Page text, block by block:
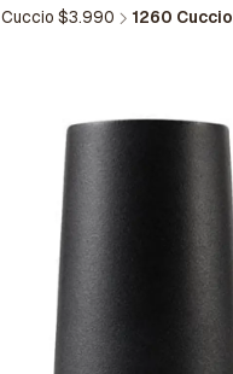
Cuccio $3.990 1260 Cuccio